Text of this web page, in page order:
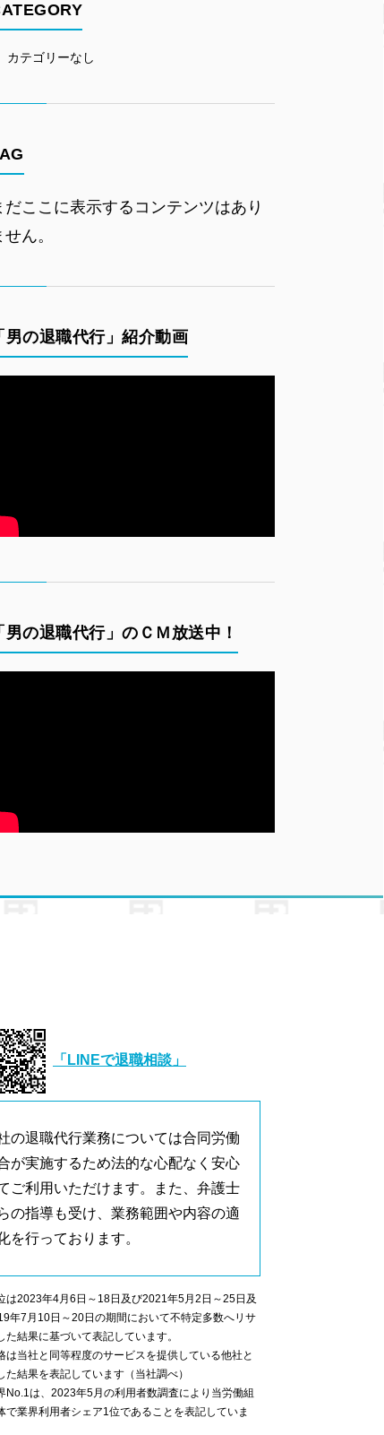
カテゴリーなし
だここに表示するコンテンツはあり
せん。
男の退職代行」紹介動画
男の退職代行」のＣＭ放送中！
「LINEで退職相談」
の退職代行業務については合同労働
が実施するため法的な心配なく安心
ご利用いただけます。また、弁護士
の指導も受け、業務範囲や内容の適
を行っております。
は2023年4月6日～18日及び2021年5月2日～25日及
年7月10日～20日の期間において不特定多数へリサ
た結果に基づいて表記しています。
は当社と同等程度のサービスを提供している他社と
た結果を表記しています（当社調べ）
No.1は、2023年5月の利用者数調査により当労働組
で業界利用者シェア1位であることを表記していま